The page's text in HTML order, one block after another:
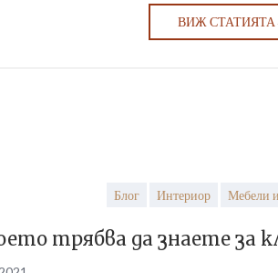
ВИЖ СТАТИЯТА
Блог Интериор Мебели
трябва да знаете за